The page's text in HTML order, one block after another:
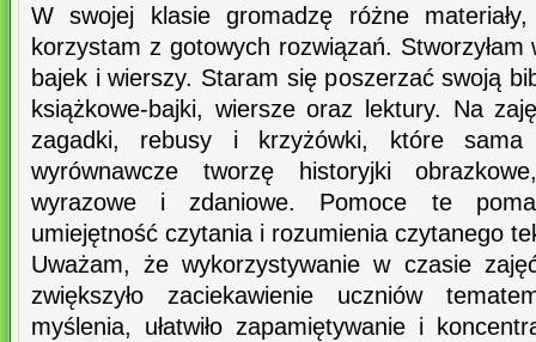
W swojej klasie gromadzę różne
korzystam z gotowych rozwiązań.
bajek i wierszy. Staram się poszerzać swoją
książkowe-bajki, wiersze oraz lektury. Na
zagadki, rebusy i krzyżówki, które sama
wyrównawcze tworzę historyjki
wyrazowe i zdaniowe. Pomoce te
umiejętność czytania i rozumienia czytanego
Uważam, że wykorzystywanie w czasie
zwiększyło zaciekawienie uczniów
myślenia, ułatwiło zapamiętywanie i